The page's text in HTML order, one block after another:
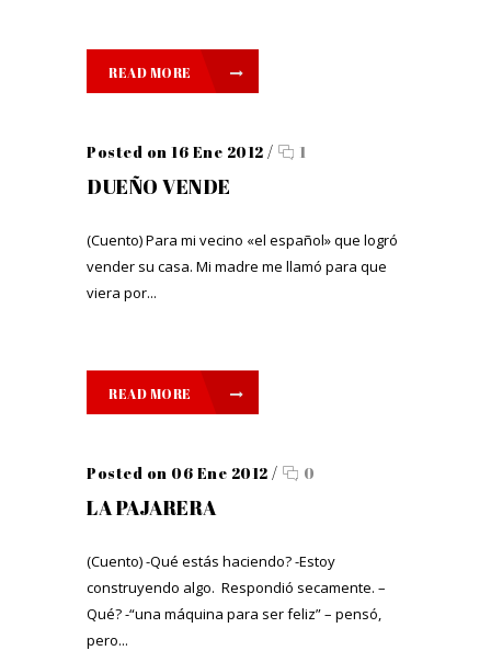
READ MORE
Posted on 16 Ene 2012 / 1
DUEÑO VENDE
(Cuento) Para mi vecino «el español» que logró
vender su casa. Mi madre me llamó para que
viera por...
READ MORE
Posted on 06 Ene 2012 / 0
LA PAJARERA
(Cuento) -Qué estás haciendo? -Estoy
construyendo algo. Respondió secamente. –
Qué? -“una máquina para ser feliz” – pensó,
pero...